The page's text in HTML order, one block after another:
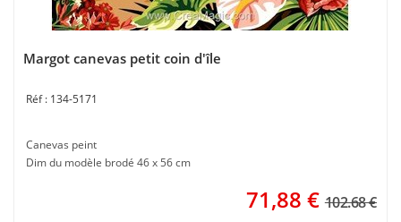
Margot canevas petit coin d'île
134-5171
Canevas peint
Dim du modèle brodé 46 x 56 cm
71,88 € 102.68 €